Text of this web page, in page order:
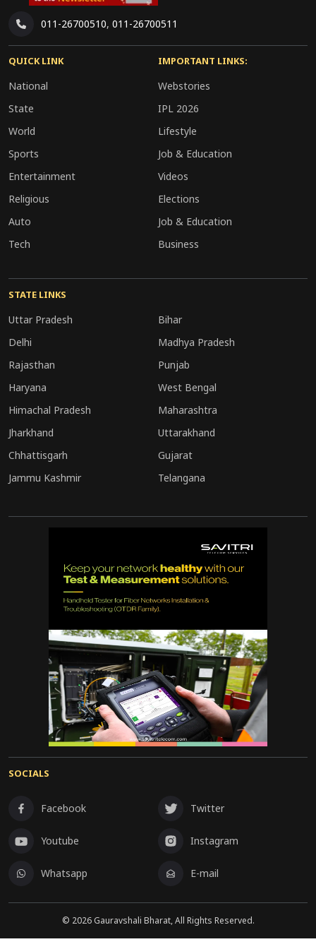
चालक होने की आशंका जताई जा रही है। पुलिस ने शवों को
कार्रवाई की जा रही है। दुर्घटनाग्रस्त वाहनों को हटाकर मार्ग
पर यातायात बहाल कर दिया गया है।
011-26700510, 011-26700511
QUICK LINK
National
State
World
Sports
Entertainment
Religious
Auto
Tech
IMPORTANT LINKS:
Webstories
IPL 2026
Lifestyle
Job & Education
Videos
Elections
Job & Education
Business
STATE LINKS
Uttar Pradesh
Bihar
Delhi
Madhya Pradesh
Rajasthan
Punjab
Haryana
West Bengal
Himachal Pradesh
Maharashtra
Jharkhand
Uttarakhand
Chhattisgarh
Gujarat
Jammu Kashmir
Telangana
SOCIALS
Facebook Twitter
Youtube Instagram
Whatsapp E-mail
© 2026Gauravshali Bharat, All Rights Reserved.